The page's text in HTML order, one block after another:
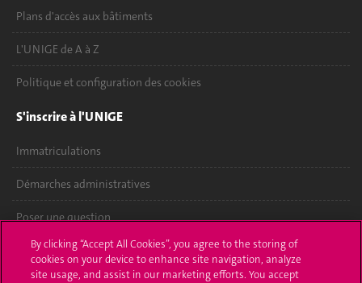
Plans d'accès aux bâtiments
L'UNIGE de A à Z
Politique et configuration des cookies
S'inscrire à l'UNIGE
Immatriculations
Démarches administratives
Poser une question
L'UNIGE vous informe
By clicking “Accept All Cookies”, you agree to the storing of
cookies on your device to enhance site navigation, analyze
site usage, and assist in our marketing efforts. You accept